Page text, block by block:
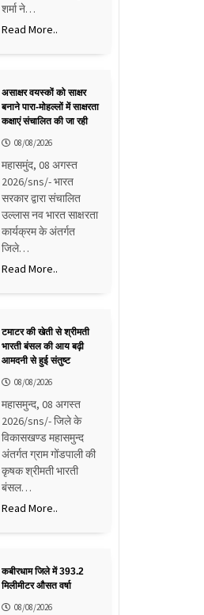
शर्मा ने…
Read More..
असाक्षर वयस्कों को साक्षर
बनाने पारा-मोहल्लों में साक्षरता
कक्षाएं संचालित की जा रही
08/08/2026
महासमुंद, 08 अगस्त
2026/sns/- भारत
सरकार द्वारा संचालित
उल्लास नव भारत साक्षरता
कार्यक्रम के अंतर्गत
जिले…
Read More..
टमाटर की खेती से श्रीमती
भारती बंसल की आय बढ़ी
आमदनी से हुई संतुष्ट
08/08/2026
महासमुन्द, 08 अगस्त
2026/sns/- जिले के
विकासखण्ड महासमुन्द
अंतर्गत ग्राम गोंडपाली की
कृषक श्रीमती भारती
बंसल…
Read More..
कबीरधाम जिले में 393.2
मिलीमीटर औसत वर्षा
08/08/2026